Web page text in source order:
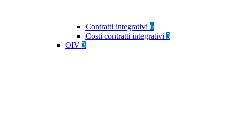
Contratti integrativi 6
Costi contratti integrativi 3
OIV 3